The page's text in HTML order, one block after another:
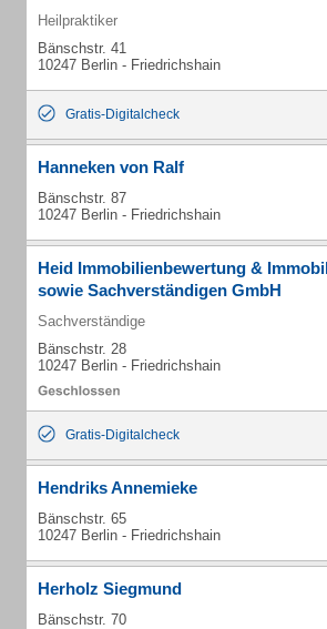
Heilpraktiker
Bänschstr. 41
10247 Berlin - Friedrichshain
Gratis-Digitalcheck
Hanneken von Ralf
Bänschstr. 87
10247 Berlin - Friedrichshain
Heid Immobilienbewertung &
sowie Sachverständigen GmbH
Sachverständige
Bänschstr. 28
10247 Berlin - Friedrichshain
Gratis-Digitalcheck
Hendriks Annemieke
Bänschstr. 65
10247 Berlin - Friedrichshain
Herholz Siegmund
Bänschstr. 70